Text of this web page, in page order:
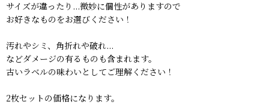
サイズが違ったり...微妙に個性がありますので
お好きなものをお選びください！
汚れやシミ、角折れや破れ...
などダメージの有るものも含まれます。
古いラベルの味わいとしてご理解ください！
2枚セットの価格になります。